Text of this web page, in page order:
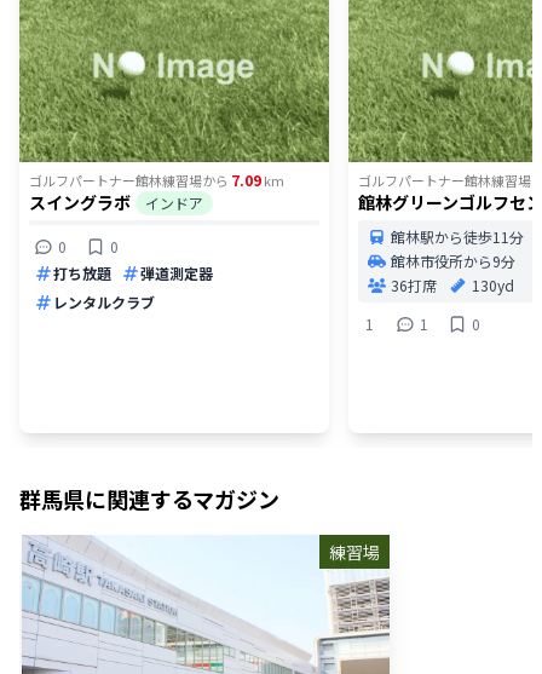
ゴルフパートナー館林練習場から 7.09km
スイングラボ インドア
0
0
打ち放題
弾道測定器
レンタルクラブ
ゴルフパートナー館林練習場
館林グリーンゴルフセ
館林駅から徒歩11分
館林市役所から9分
36打席
130yd
1
1 0
群馬県に関連するマガジン
練習場